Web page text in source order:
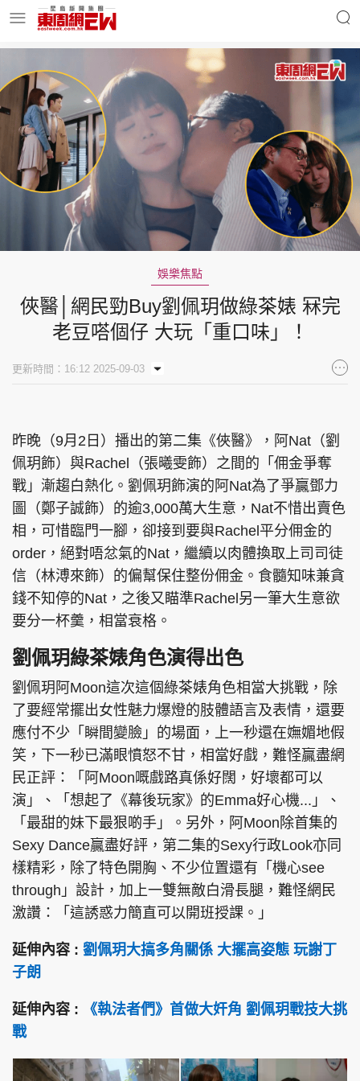
明星名人
東周Ladies 優享生活
會員活動
玄學靈異 東周專欄
東周刊 cazbuyer 東Touch
PCM 電腦廣場 星島頭條 星島日報
親子王 Oh!爸媽 JobMarket
頭條搵工 EDUPLUS
關於我們
聯絡我們
隱私政策聲明
使用條款
版權及免責聲明
©Eastweek.com.hk. All rights reserved.
娛樂焦點
俠醫│網民勁Buy劉佩玥做綠茶婊 冧完
老豆嗒個仔 大玩「重口味」！
更新時間：16:12 2025-09-03
昨晚（9月2日）播出的第二集《俠醫》，阿Nat（劉
佩玥飾）與Rachel（張曦雯飾）之間的「佣金爭奪
戰」漸趨白熱化。劉佩玥飾演的阿Nat為了爭贏鄧力
圖（鄭子誠飾）的逾3,000萬大生意，Nat不惜出賣色
相，可惜臨門一腳，卻接到要與Rachel平分佣金的
order，絕對唔忿氣的Nat，繼續以肉體換取上司司徒
信（林溥來飾）的偏幫保住整份佣金。食髓知味兼貪
錢不知停的Nat，之後又瞄準Rachel另一筆大生意欲
要分一杯羹，相當衰格。
劉佩玥綠茶婊角色演得出色
劉佩玥阿Moon這次這個綠茶婊角色相當大挑戰，除
了要經常擺出女性魅力爆燈的肢體語言及表情，還要
應付不少「瞬間變臉」的場面，上一秒還在嫵媚地假
笑，下一秒已滿眼憤怒不甘，相當好戲，難怪贏盡網
民正評：「阿Moon嘅戲路真係好闊，好壞都可以
演」、「想起了《幕後玩家》的Emma好心機...」、
「最甜的妹下最狠啲手」。另外，阿Moon除首集的
Sexy Dance贏盡好評，第二集的Sexy行政Look亦同
樣精彩，除了特色開胸、不少位置還有「機心see
through」設計，加上一雙無敵白滑長腿，難怪網民
激讚：「這誘惑力簡直可以開班授課。」
延伸內容 : 劉佩玥大搞多角關係 大擺高姿態 玩謝丁
子朗
延伸內容 :
《執法者們》首做大奸角 劉佩玥戰技大挑
戰